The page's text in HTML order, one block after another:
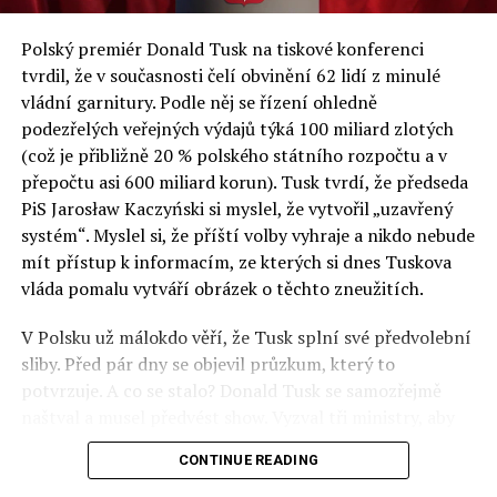
a východní Evropě.
Otázky spojené s vývojem umělé inteligence budou na
fóru AI zvláště diskutovanou oblastí. Fórum AI bude
zahrnovat vyhrazenou tematickou trať skládající se z
panelů, prezentací, workshopů a speciálních akcí.
Budou diskutovány klíčové otázky vlivu umělé
inteligence ve společnosti, ale i v sektoru veřejných a
komerčních služeb. Budou se diskutovat problémy a
výzvy, kterým bude muset trh čelit tváří v tvář zásadním
technologickým změnám. Účastníci fóra také zváží, do
technologií umělé inteligence v mnoha oblastech života
umožní Evropské unii obnovit konkurenceschopnost ve
vztahu ke globálním ekonomikám a nutnosti zajistit
Polský premiér Donald Tusk na tiskové konferenci
tvrdil, že v současnosti čelí obvinění 62 lidí z minulé
vládní garnitury. Podle něj se řízení ohledně
podezřelých veřejných výdajů týká 100 miliard zlotých
(což je přibližně 20 % polského státního rozpočtu a v
přepočtu asi 600 miliard korun). Tusk tvrdí, že předseda
PiS Jarosław Kaczyński si myslel, že vytvořil „uzavřený
systém“. Myslel si, že příští volby vyhraje a nikdo nebude
mít přístup k informacím, ze kterých si dnes Tuskova
vláda pomalu vytváří obrázek o těchto zneužitích.
V Polsku už málokdo věří, že Tusk splní své předvolební
sliby. Před pár dny se objevil průzkum, který to
potvrzuje. A co se stalo? Donald Tusk se samozřejmě
před kamerami podepsali dohodu o stíhání členů PiS, a
ti poslušně ono divadlo předvedli. Andrzej Domański
CONTINUE READING